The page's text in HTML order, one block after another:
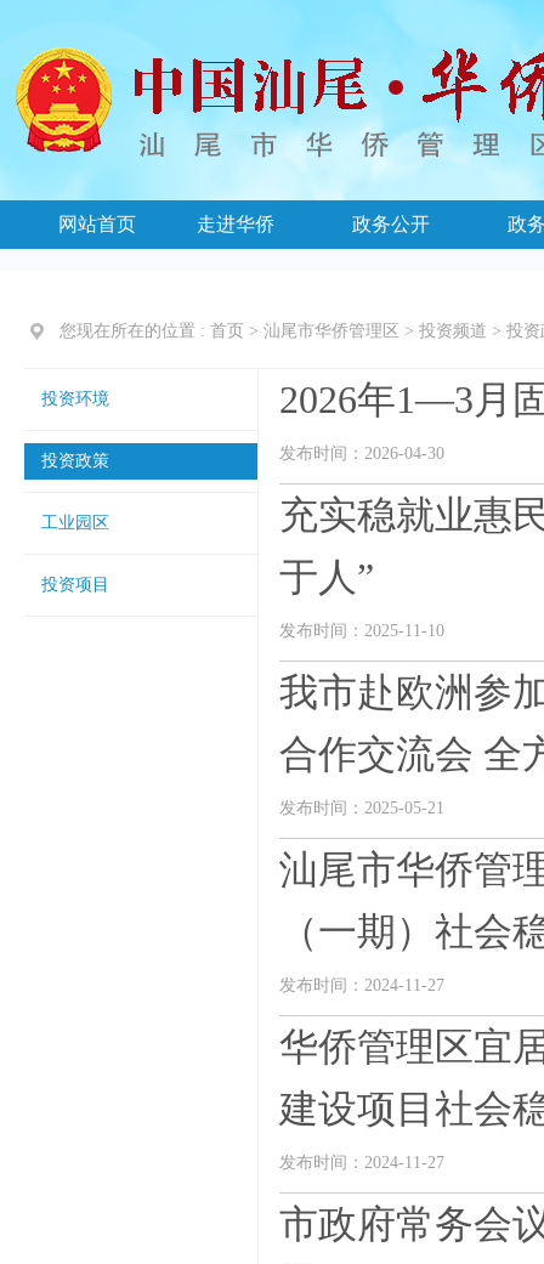
网站首页 走进华侨 政务公开 政
您现在所在的位置 : 首页 > 汕尾市华侨管理区 > 投资频道 > 投资
投资环境
投资政策
工业园区
投资项目
2026年1—3月
发布时间：2026-04-30
充实稳就业惠
于人”
发布时间：2025-11-10
我市赴欧洲参
合作交流会 全
发布时间：2025-05-21
汕尾市华侨管
（一期）社会
发布时间：2024-11-27
华侨管理区宜
建设项目社会
发布时间：2024-11-27
市政府常务会